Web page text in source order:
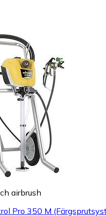
airbrush
Pro 350 M